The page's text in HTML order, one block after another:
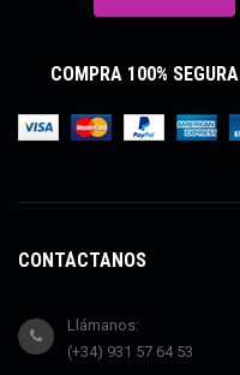
COMPRA 100% SEGURA
CONTÁCTANOS
Llámanos:
(+34) 931 57 64 53